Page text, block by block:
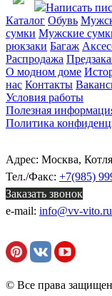
Написать
Каталог Обувь
сумки Мужские
рюкзаки Багаж
Распродажа
О модном доме
нас Контакты
Условия работы
Полезная
Политика
Адрес: Москва,
Тел./Факс: +7(985)
Заказать звонок
e-mail: info@vv-vito.ru
© Все права